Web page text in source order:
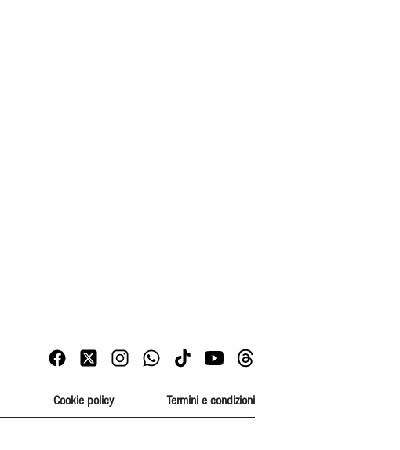
Cookie policy Termini e condizioni